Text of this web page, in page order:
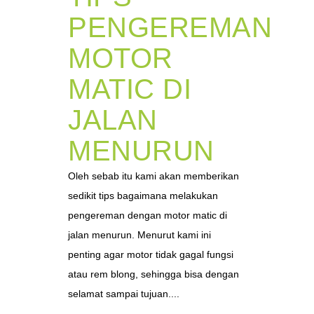
PENGEREMAN
MOTOR
MATIC DI
JALAN
MENURUN
Oleh sebab itu kami akan memberikan
sedikit tips bagaimana melakukan
pengereman dengan motor matic di
jalan menurun. Menurut kami ini
penting agar motor tidak gagal fungsi
atau rem blong, sehingga bisa dengan
selamat sampai tujuan....